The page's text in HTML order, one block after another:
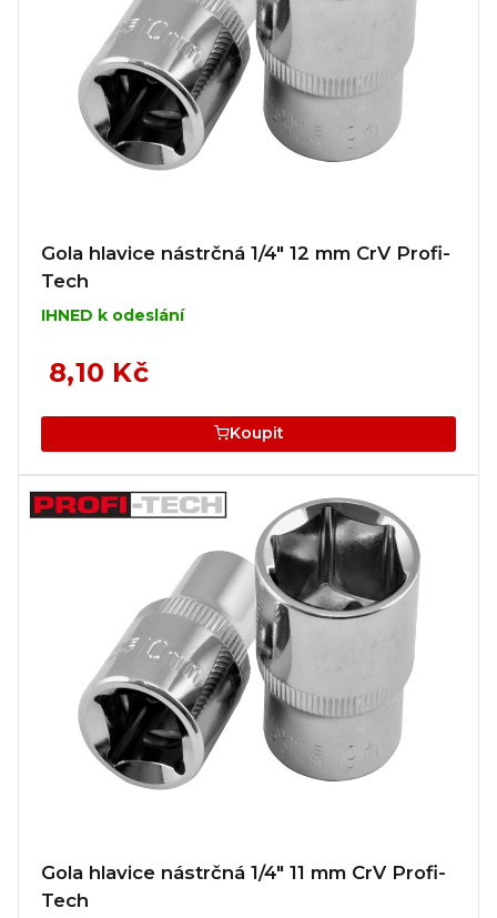
Gola hlavice nástrčná 1/4" 12 mm CrV Profi-
Tech
IHNED k odeslání
8,10 Kč
Koupit
Gola hlavice nástrčná 1/4" 11 mm CrV Profi-
Tech